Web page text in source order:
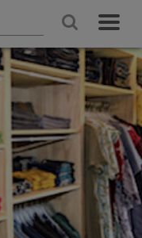
VERANSTALTUNGEN
Veranstaltungen
2025 - Übersicht
FRÜHLING
Gummersbach 2026
WINTER
Gummersbach
VfL Gummersbach
Halle 32